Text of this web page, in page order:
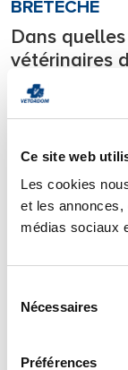
Ce site web
Les cookies
et les
médias sociaux
Nécessaires
Préférences
BRETÈCHE
Dans
vétérinaires
tarif d’une
Nom la
départements
Nous intervenons
domicileavec
charge des
d’intervention
Vous y trouverez